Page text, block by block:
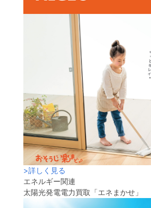
>詳しく見る
エネルギー関連
太陽光発電電力買取「エネまかせ」